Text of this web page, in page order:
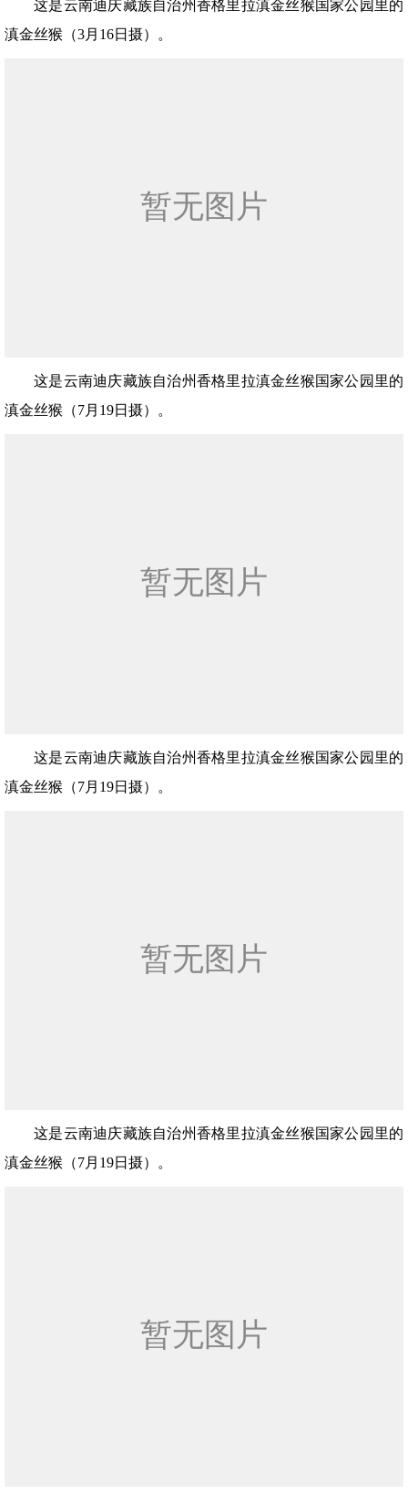
这是云南迪庆藏族自治州香格里拉滇金丝猴国家公园里的
滇金丝猴（3月16日摄）。
这是云南迪庆藏族自治州香格里拉滇金丝猴国家公园里的
滇金丝猴（7月19日摄）。
这是云南迪庆藏族自治州香格里拉滇金丝猴国家公园里的
滇金丝猴（7月19日摄）。
这是云南迪庆藏族自治州香格里拉滇金丝猴国家公园里的
滇金丝猴（7月19日摄）。